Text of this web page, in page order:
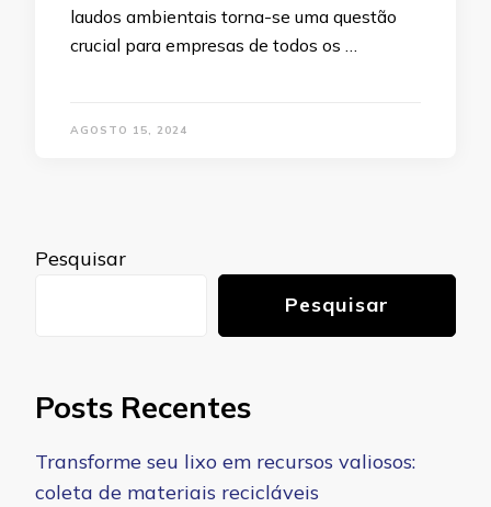
laudos ambientais torna-se uma questão
crucial para empresas de todos os …
AGOSTO 15, 2024
Pesquisar
Pesquisar
Posts Recentes
Transforme seu lixo em recursos valiosos:
coleta de materiais recicláveis